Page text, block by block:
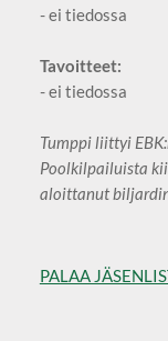
- ei tiedossa
Tavoitteet:
- ei tiedossa
Tumppi liittyi
Poolkilpailuista
aloittanut
PALAA